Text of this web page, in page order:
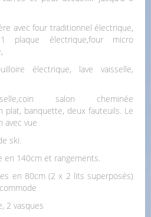
avec four traditionnel électrique,
électrique,four micro
électrique, lave vaisselle,
salon cheminée
plat, banquette, deux fauteuils. Le
avec vue
ski.
en 140cm et rangements.
en 80cm (2 x 2 lits superposés)
2 vasques